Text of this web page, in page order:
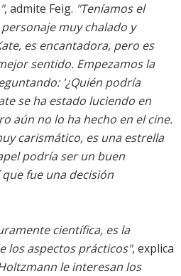
, admite Feig. "Teníamos el
muy chalado y
es encantadora, pero es
sentido. Empezamos la
'¿Quién podría
se ha estado luciendo en
aún no lo ha hecho en el cine.
carismático, es una estrella
podría ser un buen
fue una decisión
científica, es la
los aspectos prácticos", explica
le interesan los